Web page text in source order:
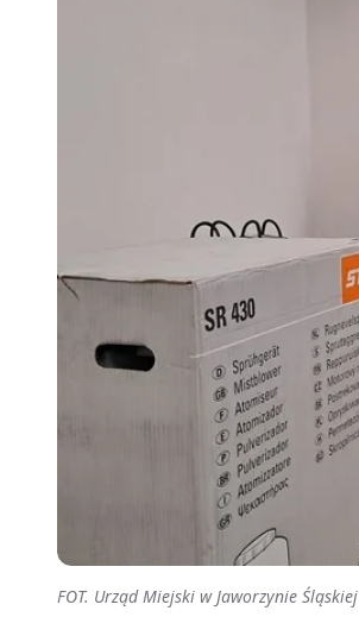
FOT. Urząd Miejski w Jaworzynie Śląskiej